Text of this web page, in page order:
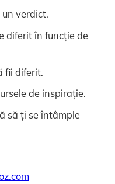
verdict.
diferit în funcție de
fii diferit.
de inspirație.
să ți se întâmple